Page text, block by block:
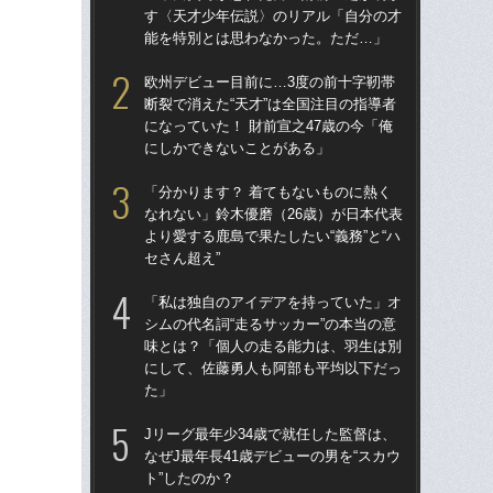
す〈天才少年伝説〉のリアル「自分の才
能を特別とは思わなかった。ただ…」
欧州デビュー目前に…3度の前十字靭帯
断裂で消えた“天才”は全国注目の指導者
になっていた！ 財前宣之47歳の今「俺
にしかできないことがある」
「分かります？ 着てもないものに熱く
なれない」鈴木優磨（26歳）が日本代表
より愛する鹿島で果たしたい“義務”と“ハ
セさん超え”
「私は独自のアイデアを持っていた」オ
シムの代名詞“走るサッカー”の本当の意
味とは？「個人の走る能力は、羽生は別
にして、佐藤勇人も阿部も平均以下だっ
た」
Jリーグ最年少34歳で就任した監督は、
なぜJ最年長41歳デビューの男を“スカウ
ト”したのか？